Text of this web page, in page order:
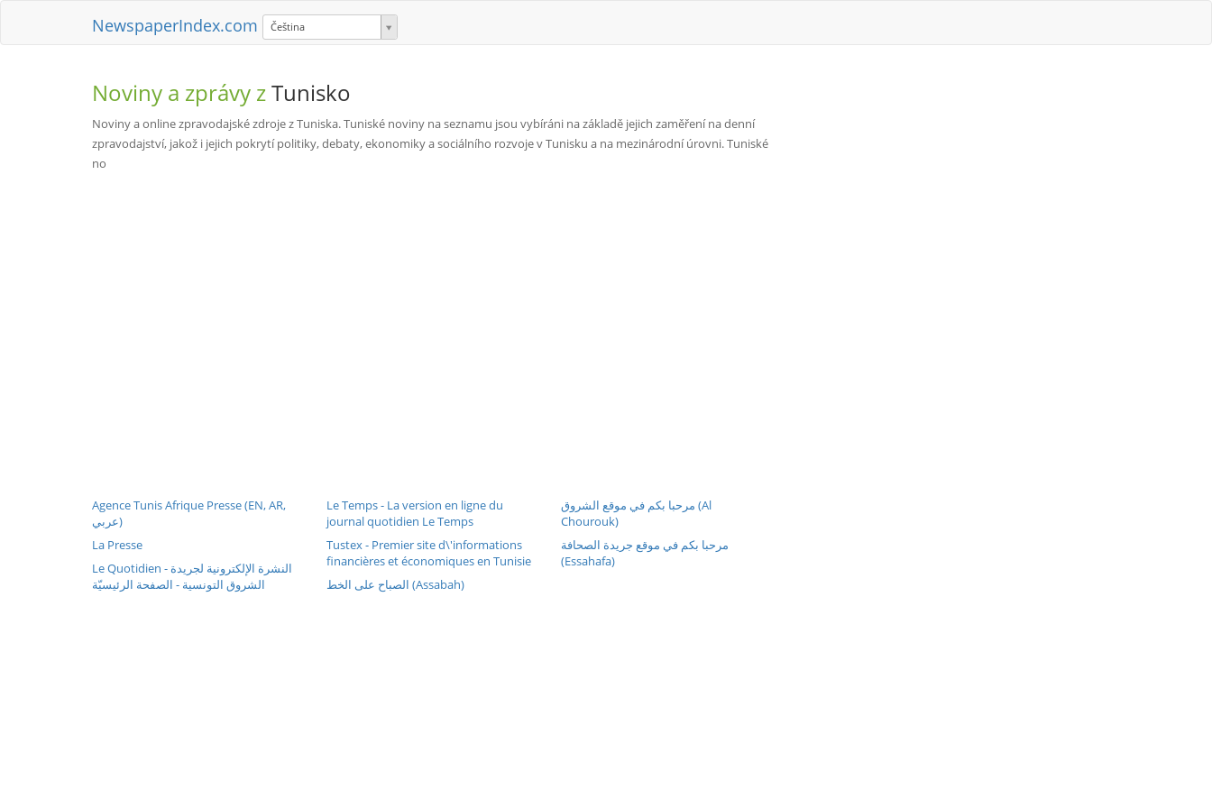
NewspaperIndex.com Čeština
Noviny a zprávy zTunisko
Noviny a online zpravodajské zdroje z Tuniska. Tuniské noviny na seznamu jsou vybíráni na základě jejich zaměření na denní
zpravodajství, jakož i jejich pokrytí politiky, debaty, ekonomiky a sociálního rozvoje v Tunisku a na mezinárodní úrovni. Tuniské
no
Agence Tunis Afrique Presse (EN, AR,
عربي)
La Presse
Le Quotidien - النشرة الإلكترونية لجريدة
الشروق التونسية - الصفحة الرئيسيّة
Le Temps - La version en ligne du
journal quotidien Le Temps
Tustex - Premier site d\'informations
financières et économiques en Tunisie
الصباح على الخط (Assabah)
مرحبا بكم في موقع الشروق (Al
Chourouk)
مرحبا بكم في موقع جريدة الصحافة
(Essahafa)